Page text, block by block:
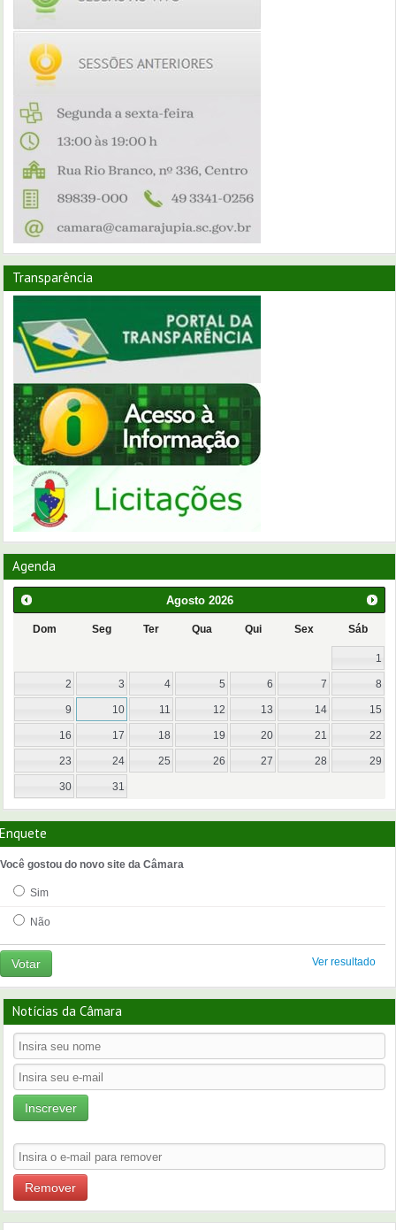
Transparência
Agenda
Agosto 2026
Dom Seg Ter Qua Qui Sex Sáb
1
2 3 4 5 6 7 8
9 10 11 12 13 14 15
16 17 18 19 20 21 22
23 24 25 26 27 28 29
30 31
Enquete
Você gostou do novo site da Câmara
Sim
Não
Votar Ver resultado
Notícias da Câmara
Inscrever
Remover